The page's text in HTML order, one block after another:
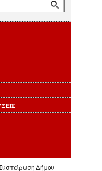
Δήμου